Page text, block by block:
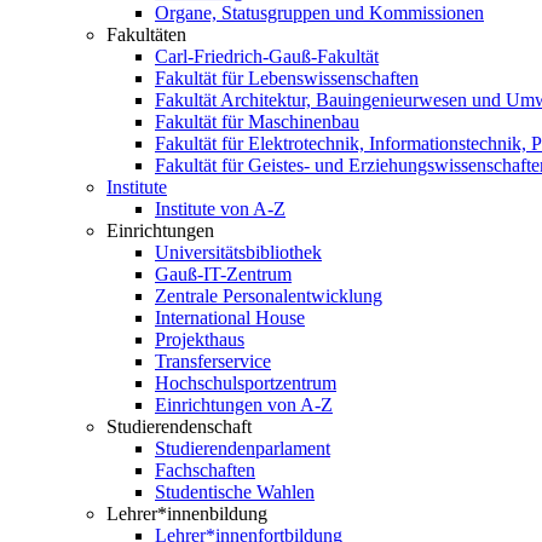
Organe, Statusgruppen und Kommissionen
Fakultäten
Carl-Friedrich-Gauß-Fakultät
Fakultät für Lebenswissenschaften
Fakultät Architektur, Bauingenieurwesen und
Fakultät für Maschinenbau
Fakultät für Elektrotechnik, Informationstechnik,
Fakultät für Geistes- und
Institute
Institute von A-Z
Einrichtungen
Universitätsbibliothek
Gauß-IT-Zentrum
Zentrale Personalentwicklung
International House
Projekthaus
Transferservice
Hochschulsportzentrum
Einrichtungen von A-Z
Studierendenschaft
Studierendenparlament
Fachschaften
Studentische Wahlen
Lehrer*innenbildung
Lehrer*innenfortbildung